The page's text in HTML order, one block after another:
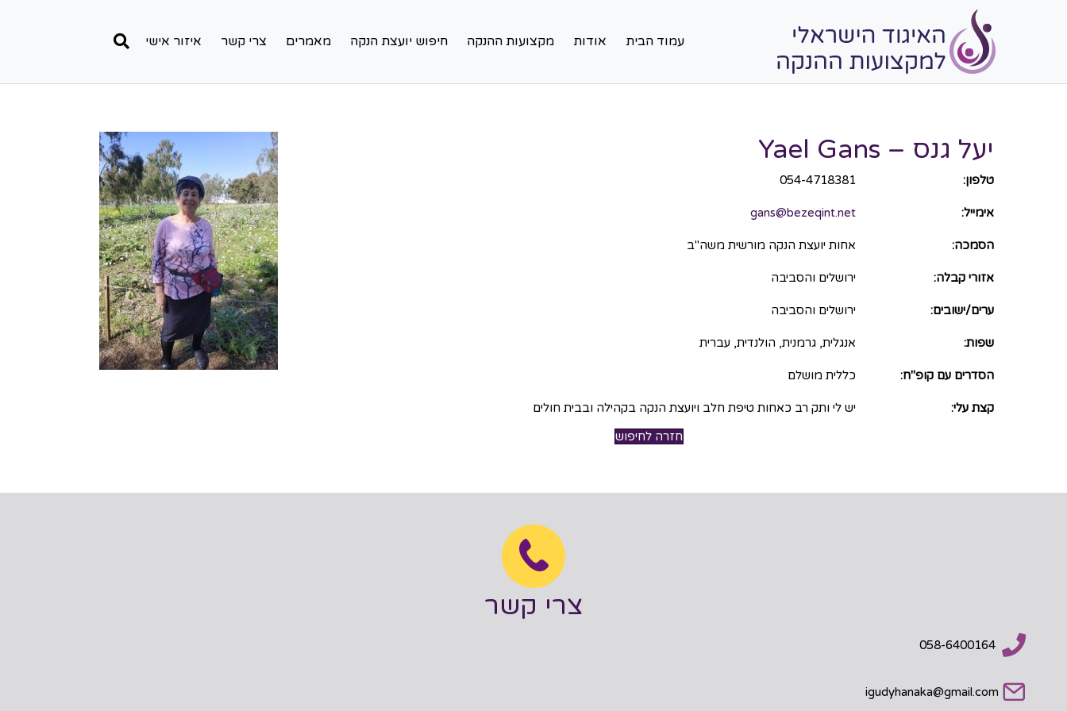
עמוד הבית אודות מקצועות ההנקה חיפוש יועצת הנקה מאמרים צרי קשר איזור אישי
יעל גנס – Yael Gans
טלפון: 054-4718381
אימייל: gans@bezeqint.net
הסמכה: אחות יועצת הנקה מורשית משה"ב
אזורי קבלה: ירושלים והסביבה
ערים/ישובים: ירושלים והסביבה
שפות: אנגלית, גרמנית, הולנדית, עברית
הסדרים עם קופ"ח: כללית מושלם
קצת עלי:
יש לי ותק רב כאחות טיפת חלב ויועצת הנקה בקהילה ובבית חולים
חזרה לחיפוש
צרי קשר